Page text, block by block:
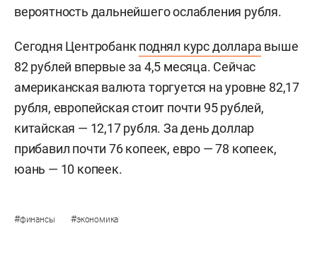
вероятность дальнейшего ослабления рубля.
Сегодня Центробанкподнял курс доллара выше
82 рублей впервые за 4,5 месяца. Сейчас
американская валюта торгуется на уровне 82,17
рубля, европейская стоит почти 95 рублей,
китайская — 12,17 рубля. За день доллар
прибавил почти 76 копеек, евро — 78 копеек,
юань — 10 копеек.
#финансы #экономика